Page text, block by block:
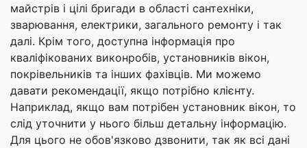
майстрів і цілі бригади в області сантехніки,
зварювання, електрики, загального ремонту і так
далі. Крім того, доступна інформація про
кваліфікованих виконробів, установників вікон,
покрівельників та інших фахівців. Ми можемо
давати рекомендації, якщо потрібно клієнту.
Наприклад, якщо вам потрібен установник вікон, то
слід уточнити у нього більш детальну інформацію.
Для цього не обов'язково дзвонити, так як всі дані